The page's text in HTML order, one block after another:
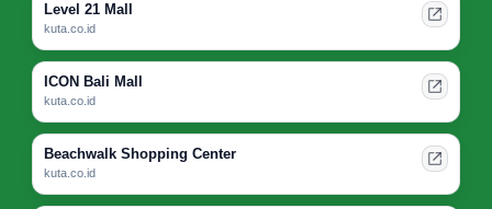
Level 21 Mall
kuta.co.id
ICON Bali Mall
kuta.co.id
Beachwalk Shopping Center
kuta.co.id